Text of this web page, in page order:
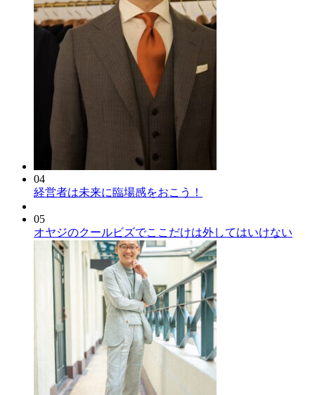
04
経営者は未来に臨場感をおこう！
05
オヤジのクールビズでここだけは外してはいけない